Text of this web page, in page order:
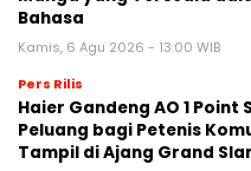
Bahasa
Kamis, 6 Agu 2026 - 13:00 WIB
Pers Rilis
Haier Gandeng AO 1 Point
Peluang bagi Petenis
Tampil di Ajang Grand